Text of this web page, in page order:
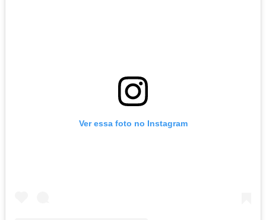
Ver essa foto no Instagram